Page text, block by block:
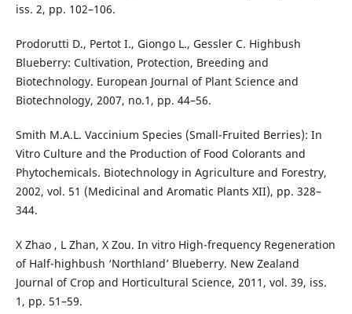
iss. 2, pp. 102–106.
Prodorutti D., Pertot I., Giongo L., Gessler C. Highbush
Blueberry: Cultivation, Protection, Breeding and
Biotechnology. European Journal of Plant Science and
Biotechnology, 2007, no.1, pp. 44–56.
Smith M.A.L. Vaccinium Species (Small-Fruited Berries): In
Vitro Culture and the Production of Food Colorants and
Phytochemicals. Biotechnology in Agriculture and Forestry,
2002, vol. 51 (Medicinal and Aromatic Plants XII), pp. 328–
344.
X Zhao , L Zhan, X Zou. In vitro High-frequency Regeneration
of Half-highbush ‘Northland’ Blueberry. New Zealand
Journal of Crop and Horticultural Science, 2011, vol. 39, iss.
1, pp. 51–59.